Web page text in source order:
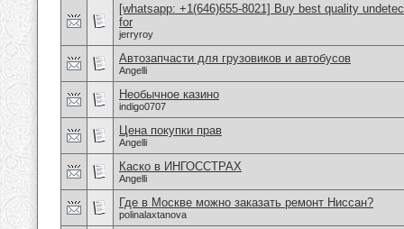
[whatsapp: +1(646)655-8021] Buy best quality
for
jerryroy
Автозапчасти для грузовиков и автобусов
Angelli
Необычное казино
indigo0707
Цена покупки прав
Angelli
Каско в ИНГОССТРАХ
Angelli
Где в Москве можно заказать ремонт Ниссан?
polinalaxtanova